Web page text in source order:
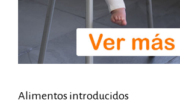
Alimentos introducidos